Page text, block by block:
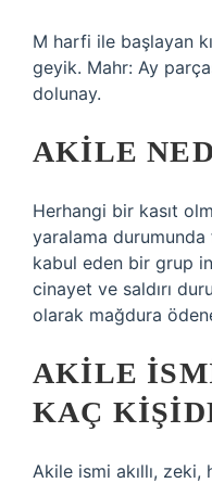
M harfi ile başlayan
geyik. Mahr: Ay
dolunay.
AKILE
Herhangi bir kasıt
yaralama
kabul eden bir grup
cinayet ve saldırı
olarak mağdura
AKILE
KAÇ
Akile ismi akıllı, zeki,